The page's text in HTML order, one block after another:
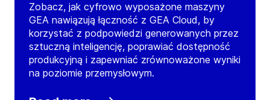
Zobacz, jak cyfrowo wyposażone maszyny
GEA nawiązują łączność z GEA Cloud, by
korzystać z podpowiedzi generowanych przez
sztuczną inteligencję, poprawiać dostępność
produkcyjną i zapewniać zrównoważone wyniki
na poziomie przemysłowym.